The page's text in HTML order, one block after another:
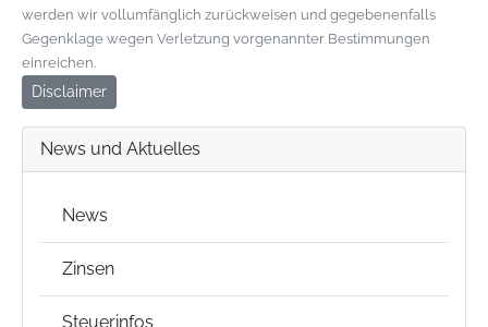
werden wir vollumfänglich zurückweisen und gegebenenfalls
Gegenklage wegen Verletzung vorgenannter Bestimmungen
einreichen.
Disclaimer
News und Aktuelles
News
Zinsen
Steuerinfos